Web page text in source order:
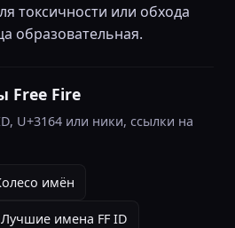
токсичности или обхода
образовательная.
Free Fire
U+3164 или ники, ссылки на
имён
Лучшие имена FF ID